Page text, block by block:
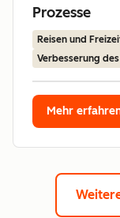
Prozesse
Reisen und
Verbesserung
Mehr